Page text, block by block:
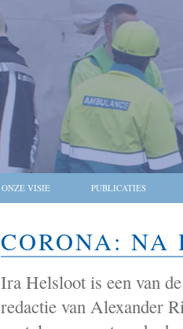
ONZE VISIE PUBLICATIES
CORONA: NA
Ira Helsloot is een van
redactie van Alexander